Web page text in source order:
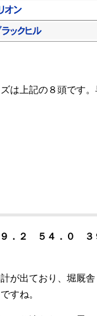
は上記の８頭です
．２ ５４．０ ３
が出ており、堀厩舎
すね。